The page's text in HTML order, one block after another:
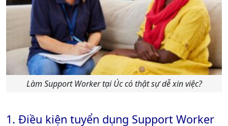
Làm Support Worker tại Úc có thật sự dễ xin việc?
1. Điều kiện tuyển dụng Support Worker